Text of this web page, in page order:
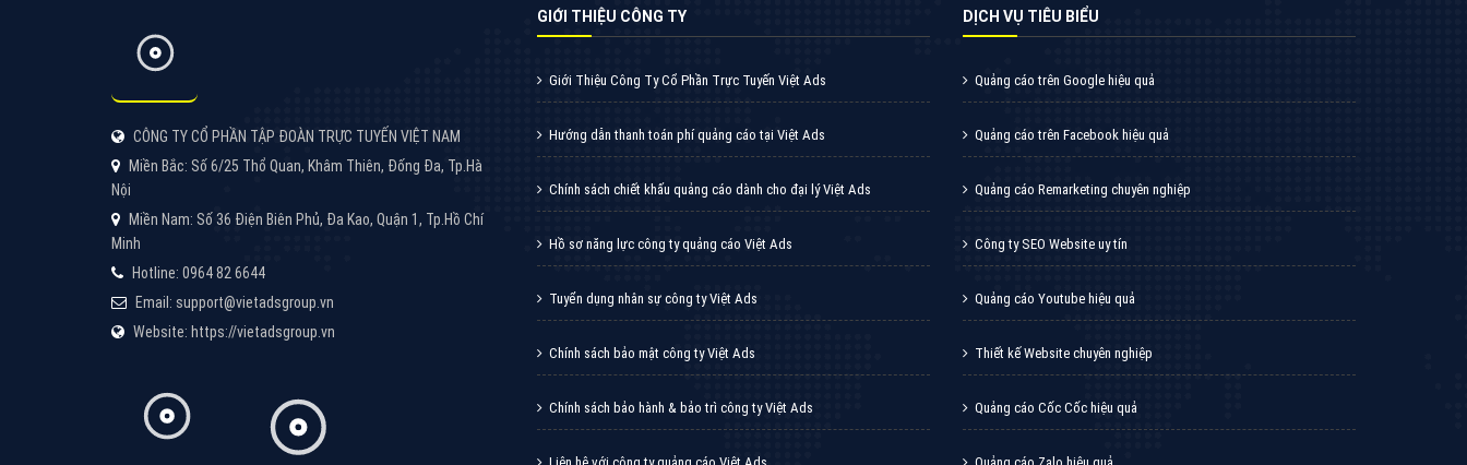
CÔNG TY CỔ PHẦN TẬP ĐOÀN TRỰC TUYẾN VIỆT NAM
Miền Bắc: Số 6/25 Thổ Quan, Khâm Thiên, Đống Đa, Tp.Hà
Nội
Miền Nam: Số 36 Điện Biên Phủ, Đa Kao, Quận 1, Tp.Hồ Chí
Minh
Hotline: 0964 82 6644
Email: support@vietadsgroup.vn
Website: https://vietadsgroup.vn
GIỚI THIỆU CÔNG TY
Giới Thiệu Công Ty Cổ Phần Trực Tuyến Việt Ads
Hướng dẫn thanh toán phí quảng cáo tại Việt Ads
Chính sách chiết khấu quảng cáo dành cho đại lý Việt Ads
Hồ sơ năng lực công ty quảng cáo Việt Ads
Tuyển dụng nhân sự công ty Việt Ads
Chính sách bảo mật công ty Việt Ads
Chính sách bảo hành & bảo trì công ty Việt Ads
DỊCH VỤ TIÊU BIỂU
Quảng cáo trên Google hiệu quả
Quảng cáo trên Facebook hiệu quả
Quảng cáo Remarketing chuyên nghiệp
Công ty SEO Website uy tín
Quảng cáo Youtube hiệu quả
Thiết kế Website chuyên nghiệp
Quảng cáo Cốc Cốc hiệu quả